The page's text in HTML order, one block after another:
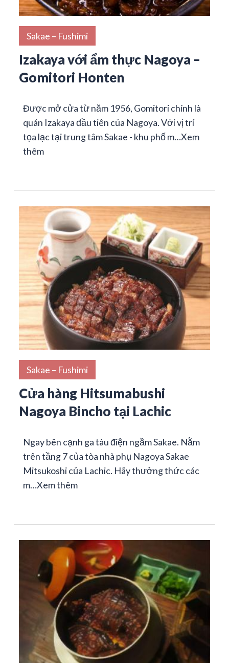
Sakae – Fushimi
Izakaya với ẩm thực Nagoya –
Gomitori Honten
Được mở cửa từ năm 1956, Gomitori chính là
quán Izakaya đầu tiên của Nagoya. Với vị trí
tọa lạc tại trung tâm Sakae - khu phố m…Xem
thêm
Sakae – Fushimi
Cửa hàng Hitsumabushi
Nagoya Bincho tại Lachic
Ngay bên cạnh ga tàu điện ngầm Sakae. Nằm
trên tầng 7 của tòa nhà phụ Nagoya Sakae
Mitsukoshi của Lachic. Hãy thưởng thức các
m…Xem thêm